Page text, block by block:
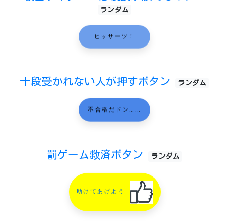
ランダム
ヒッサーツ！
十段受かれない人が押すボタン ランダム
不合格だドン……
罰ゲーム救済ボタン ランダム
助けてあげよう